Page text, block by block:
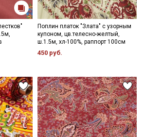
Поплин платок "Злата" с узорным
купоном, цв.телесно-желтый,
ш.1.5м, хл-100%, раппорт 100см
450 руб.
Политикой обработки персональных
Согласие на обработку персональных
получение рекламных и
рассылок